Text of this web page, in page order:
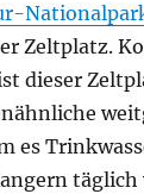
Zeltplatz.
dieser
es